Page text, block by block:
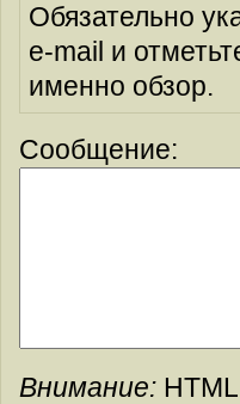
Обязательно
e-mail и
именно обзор.
Сообщение:
Внимание: